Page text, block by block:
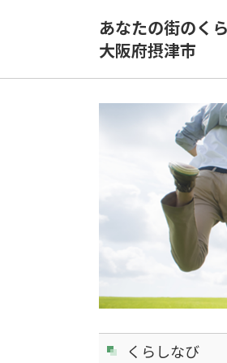
あなたの街のく
大阪府摂津市
くらしなび